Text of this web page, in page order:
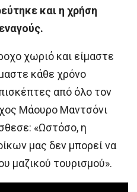
και η χρήση
χωριό και είμαστε
κάθε χρόνο
από όλο τον
Μάουρο Μαντσόνι
«Ωστόσο, η
μας δεν μπορεί να
μαζικού τουρισμού».